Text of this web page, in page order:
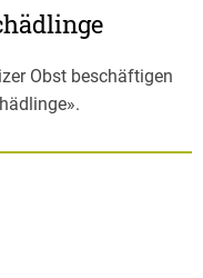
Obst beschäftigen